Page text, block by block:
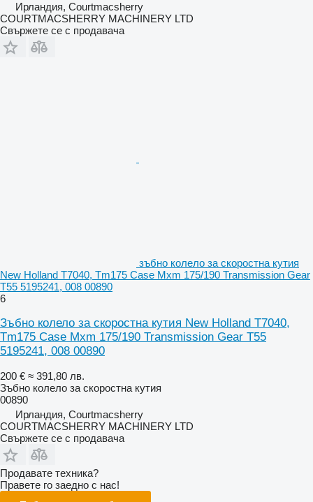
Ирландия, Courtmacsherry
COURTMACSHERRY MACHINERY LTD
Свържете се с продавача
зъбно колело за скоростна кутия
New Holland T7040, Tm175 Case Mxm 175/190 Transmission Gear
T55 5195241, 008 00890
6
Зъбно колело за скоростна кутия New Holland T7040,
Tm175 Case Mxm 175/190 Transmission Gear T55
5195241, 008 00890
200 € ≈ 391,80 лв.
Зъбно колело за скоростна кутия
00890
Ирландия, Courtmacsherry
COURTMACSHERRY MACHINERY LTD
Свържете се с продавача
Продавате техника?
Правете го заедно с нас!